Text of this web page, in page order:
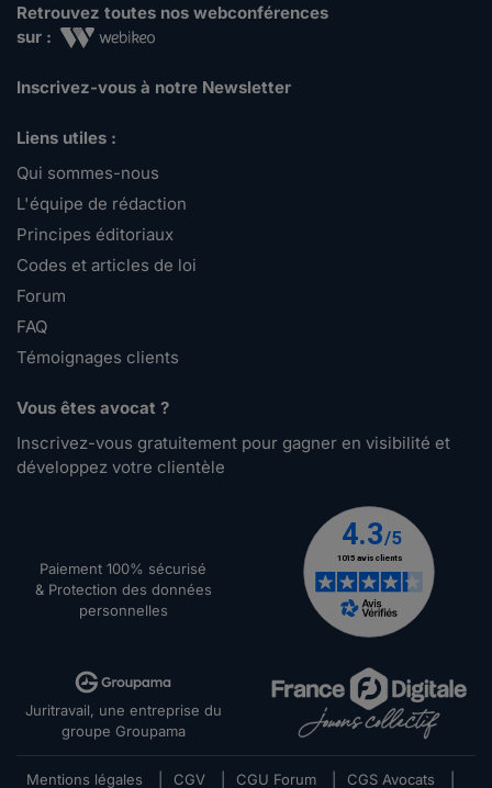
Retrouvez toutes nos webconférences
sur :
Inscrivez-vous à notre Newsletter
Liens utiles :
Qui sommes-nous
L'équipe de rédaction
Principes éditoriaux
Codes et articles de loi
Forum
FAQ
Témoignages clients
Vous êtes avocat ?
Inscrivez-vous gratuitement pour gagner en visibilité et
développez votre clientèle
Paiement 100% sécurisé
& Protection des données
personnelles
Juritravail, une entreprise du
groupe Groupama
Mentions légales CGV CGU Forum CGS Avocats